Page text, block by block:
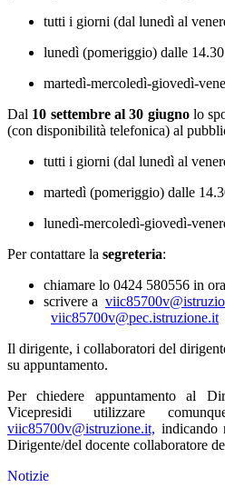
tutti i giorni (dal lunedì al
lunedì (pomeriggio) dalle
martedì-mercoledì-giovedì-
Dal 10 settembre al 30 giugnolo
(con disponibilità telefonica) al
tutti i giorni (dal lunedì al
martedì (pomeriggio) dalle
lunedì-mercoledì-giovedì-
Per contattare la segreteria:
chiamare lo 0424 580556 in
scrivere a
viic85700v@pec.istruzione.it
Il dirigente, i collaboratori del
su appuntamento.
Per chiedere appuntamento al
Vicepresidi utilizzare
viic85700v@istruzione.it, indicando
Dirigente/del docente collaboratore
Notizie